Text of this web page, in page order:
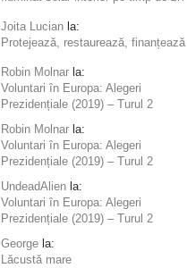
Joita Lucian la:
Protejează, restaurează, finanțează
Robin Molnar la:
Voluntari în Europa: Alegeri
Prezidențiale (2019) – Turul 2
Robin Molnar la:
Voluntari în Europa: Alegeri
Prezidențiale (2019) – Turul 2
UndeadAlien la:
Voluntari în Europa: Alegeri
Prezidențiale (2019) – Turul 2
George la:
Lăcustă mare